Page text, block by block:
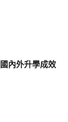
國內外升學成效